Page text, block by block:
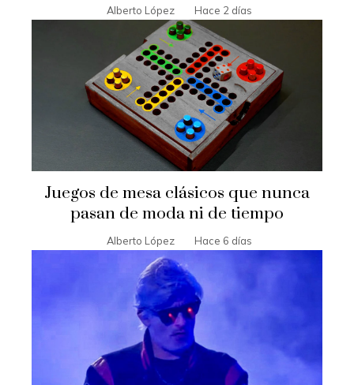
Alberto López Hace 2 días
Juegos de mesa clásicos que nunca
pasan de moda ni de tiempo
Alberto López Hace 6 días